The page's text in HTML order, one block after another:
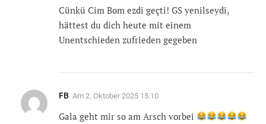
Cünkü Cim Bom ezdi geçti! GS yenilseydi,
hättest du dich heute mit einem
Unentschieden zufrieden gegeben
FB Am 2. Oktober 2025 15:10
Gala geht mir so am Arsch vorbei